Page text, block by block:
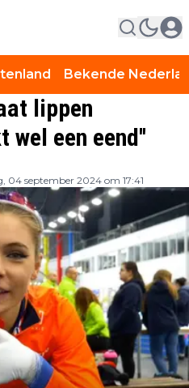
Bekende
lippen
een eend''
04 september 2024 om 17:41